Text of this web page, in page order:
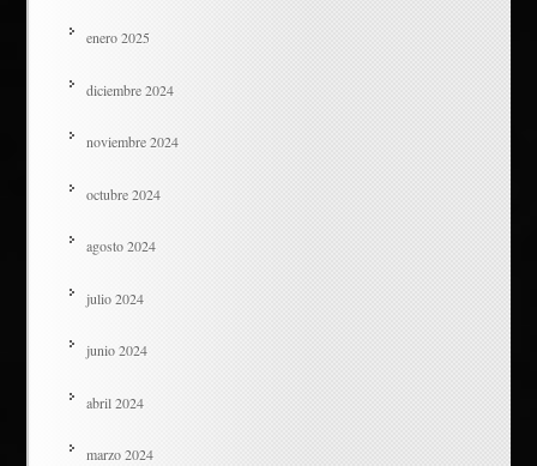
enero 2025
diciembre 2024
noviembre 2024
octubre 2024
agosto 2024
julio 2024
junio 2024
abril 2024
marzo 2024